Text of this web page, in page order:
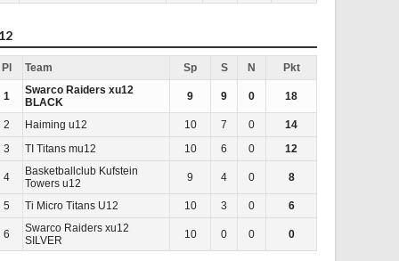
Pl Team Sp S N Pkt
1
Swarco Raiders xu12
BLACK
9 9 0 18
2 Haiming u12 10 7 0
14
3
TI Titans mu12 10 6 0 12
4
Basketballclub Kufstein
Towers u12
9 4 0 8
5 Ti Micro Titans U12 10 3 0 6
6
Swarco Raiders xu12
SILVER
10 0 0 0